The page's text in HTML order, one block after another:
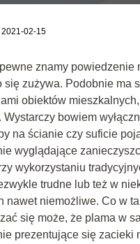
02-15
znamy powiedzenie
się zużywa. Podobnie ma
obiektów
Wystarczy bowiem
na ścianie czy suficie
wyglądające
wykorzystaniu
trudne lub też w
nawet niemożliwe. Co w
się może, że plama w
prezentujące się zacieki